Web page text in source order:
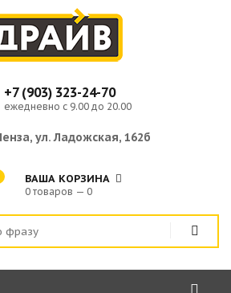
+7 (903) 323-24-70
ежедневно с 9.00 до 20.00
ул. Ладожская, 162б
ВАША КОРЗИНА
0 товаров — 0